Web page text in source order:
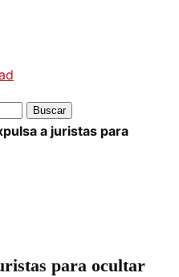
a juristas para
para ocultar